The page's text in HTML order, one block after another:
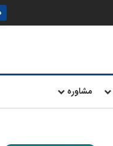
مشاوره